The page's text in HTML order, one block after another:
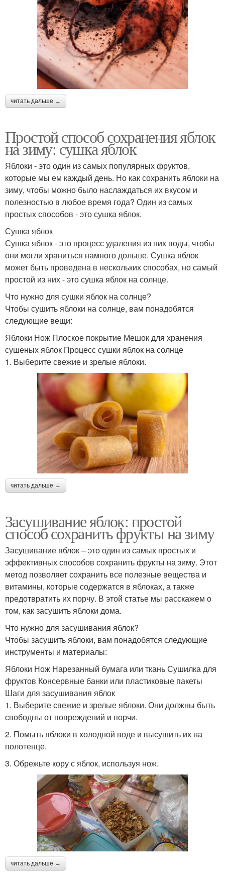
читать дальше →
Простой способ сохранения яблок
на зиму: сушка яблок
Яблоки - это один из самых популярных фруктов,
которые мы ем каждый день. Но как сохранить яблоки на
зиму, чтобы можно было наслаждаться их вкусом и
полезностью в любое время года? Один из самых
простых способов - это сушка яблок.
Сушка яблок
Сушка яблок - это процесс удаления из них воды, чтобы
они могли храниться намного дольше. Сушка яблок
может быть проведена в нескольких способах, но самый
простой из них - это сушка яблок на солнце.
Что нужно для сушки яблок на солнце?
Чтобы сушить яблоки на солнце, вам понадобятся
следующие вещи:
Яблоки Нож Плоское покрытие Мешок для хранения
сушеных яблок Процесс сушки яблок на солнце
1. Выберите свежие и зрелые яблоки.
читать дальше →
Засушивание яблок: простой
способ сохранить фрукты на зиму
Засушивание яблок – это один из самых простых и
эффективных способов сохранить фрукты на зиму. Этот
метод позволяет сохранить все полезные вещества и
витамины, которые содержатся в яблоках, а также
предотвратить их порчу. В этой статье мы расскажем о
том, как засушить яблоки дома.
Что нужно для засушивания яблок?
Чтобы засушить яблоки, вам понадобятся следующие
инструменты и материалы:
Яблоки Нож Нарезанный бумага или ткань Сушилка для
фруктов Консервные банки или пластиковые пакеты
Шаги для засушивания яблок
1. Выберите свежие и зрелые яблоки. Они должны быть
свободны от повреждений и порчи.
2. Помыть яблоки в холодной воде и высушить их на
полотенце.
3. Обрежьте кору с яблок, используя нож.
читать дальше →